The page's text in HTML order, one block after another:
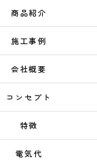
商品紹介
施工事例
会社概要
コンセプト
特徴
電気代